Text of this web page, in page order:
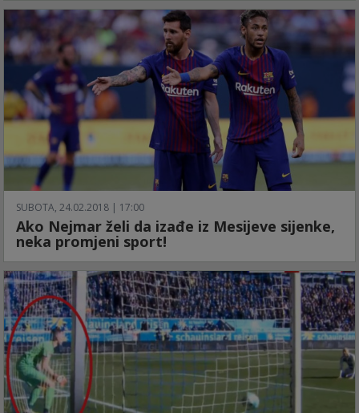
SUBOTA, 24.02.2018 | 17:00
Ako Nejmar želi da izađe iz Mesijeve sijenke,
neka promjeni sport!